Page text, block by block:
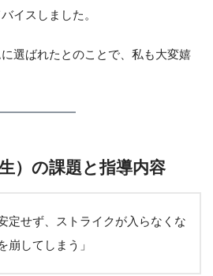
イスしました。
選ばれたとのことで、私も大変嬉
）の課題と指導内容
定せず、ストライクが入らなくな
崩してしまう」